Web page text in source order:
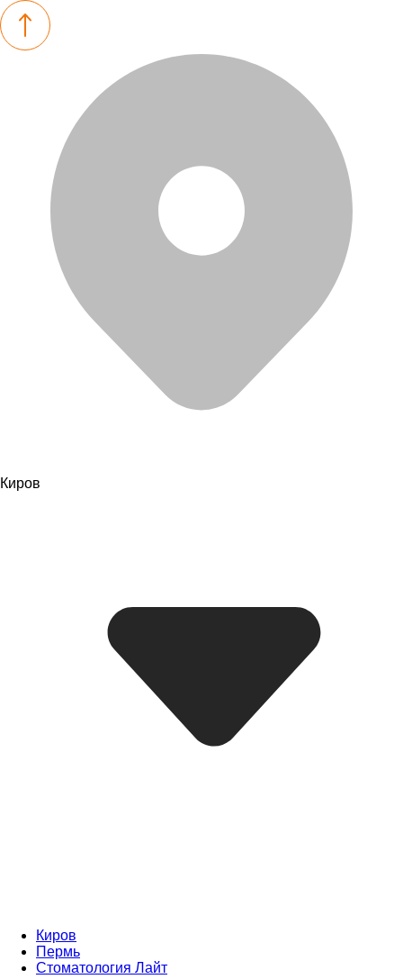
Киров
Киров
Пермь
Стоматология Лайт